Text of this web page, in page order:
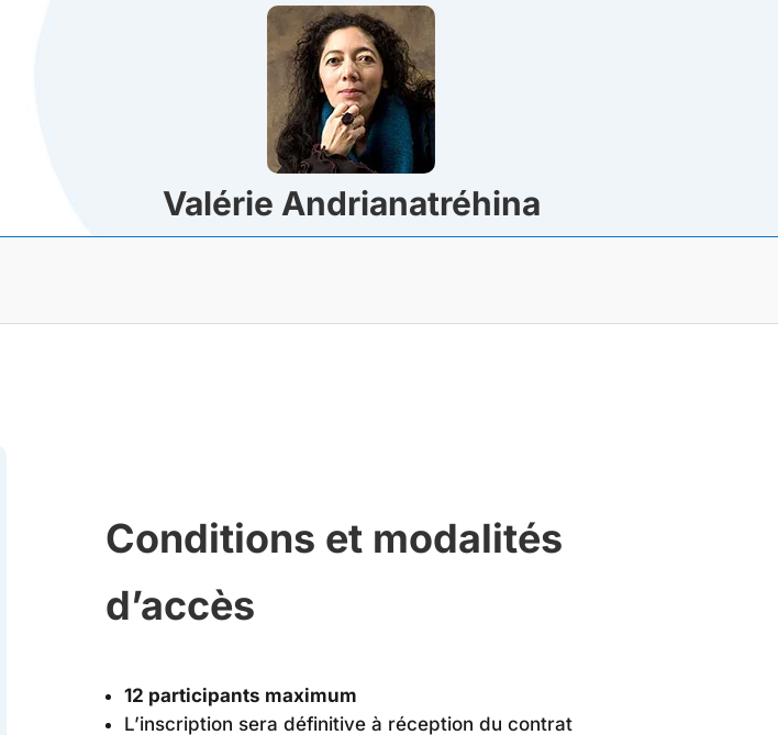
Valérie Andrianatréhina
Conditions et modalités
d’accès
12 participants maximum
L’inscription sera définitive à réception du contrat